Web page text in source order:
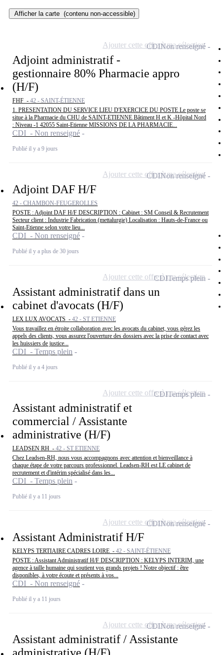
Afficher la carte (contenu non-accessible)
Adjoint administratif -
gestionnaire 80% Pharmacie appro
(H/F)
FHF - 42 - SAINT-ÉTIENNE
1. PRESENTATION DU SERVICE LIEU D'EXERCICE DU POSTE Le poste se
situe à la Pharmacie du CHU de SAINT-ETIENNE Bâtiment H et K -Hôpital Nord
: Niveau -1 42055 Saint-Etienne MISSIONS DE LA PHARMACIE...
CDI - Non renseigné
Publié il y a 9 jours
CDINon renseigné
Ajouter cette offre à ma sélection
Adjoint DAF H/F
42 - CHAMBON-FEUGEROLLES
POSTE : Adjoint DAF H/F DESCRIPTION : Cabinet : SM Conseil & Recrutement
Secteur client : Industrie Fabrication (mettalurgie) Localisation : Hauts-de-France ou
Saint-Etienne selon votre lieu...
CDI - Non renseigné
Publié il y a plus de 30 jours
CDINon renseigné
Ajouter cette offre à ma sélection
Assistant administratif dans un
cabinet d'avocats (H/F)
LEX LUX AVOCATS - 42 - ST ETIENNE
Vous travaillez en étroite collaboration avec les avocats du cabinet, vous gérez les
appels des clients, vous assurez l'ouverture des dossiers avec la prise de contact avec
les huissiers de justice...
CDI - Temps plein
Publié il y a 4 jours
CDITemps plein
Ajouter cette offre à ma sélection
Assistant administratif et
commercial / Assistante
administrative (H/F)
LEADSEN RH - 42 - ST ETIENNE
Chez Leadsen-RH, nous vous accompagnons avec attention et bienveillance à
chaque étape de votre parcours professionnel. Leadsen-RH est LE cabinet de
recrutement et d'intérim spécialisé dans les...
CDI - Temps plein
Publié il y a 11 jours
CDITemps plein
Ajouter cette offre à ma sélection
Assistant Administratif H/F
KELYPS TERTIAIRE CADRES LOIRE - 42 - SAINT-ÉTIENNE
POSTE : Assistant Administratif H/F DESCRIPTION : KELYPS INTERIM, une
agence à taille humaine qui soutient vos grands projets ! Notre objectif : être
disponibles, à votre écoute et présents à vos...
CDI - Non renseigné
Publié il y a 11 jours
CDINon renseigné
Ajouter cette offre à ma sélection
Assistant administratif / Assistante
CDINon renseigné
Ajouter cette offre à ma sélection